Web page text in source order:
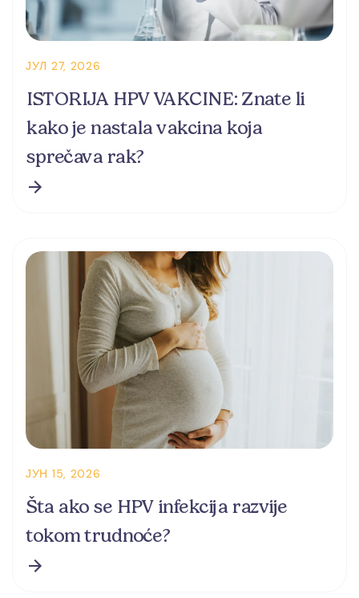
ЈУЛ 27, 2026
ISTORIJA HPV VAKCINE: Znate li
kako je nastala vakcina koja
sprečava rak?
ЈУН 15, 2026
Šta ako se HPV infekcija razvije
tokom trudnoće?